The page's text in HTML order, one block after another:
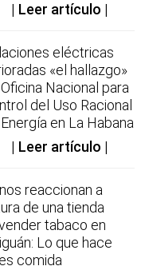
Leer artículo
eléctricas
«el hallazgo»
Nacional para
del Uso Racional
en La Habana
Leer artículo
reaccionan a
de una tienda
tabaco en
Lo que hace
comida